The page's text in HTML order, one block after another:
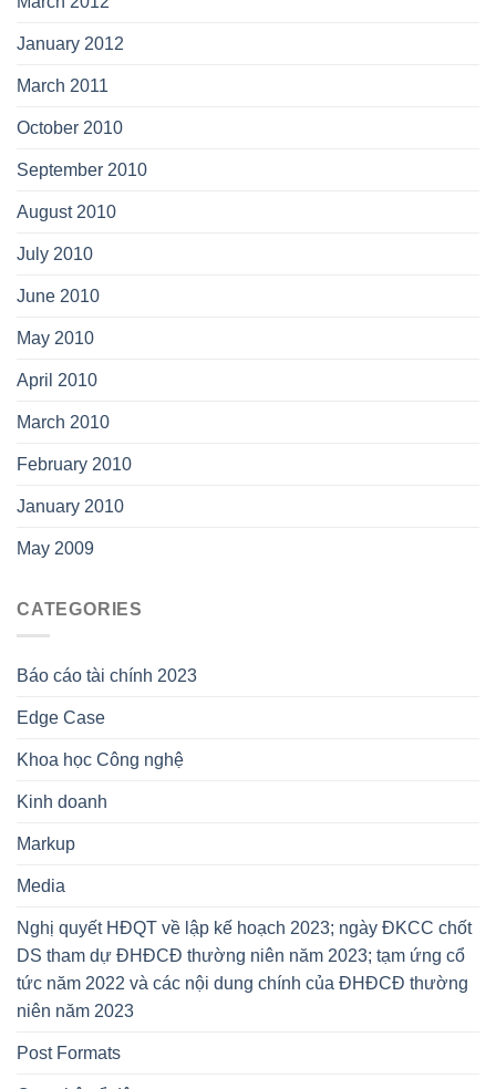
January 2012
March 2011
October 2010
September 2010
August 2010
July 2010
June 2010
May 2010
April 2010
March 2010
February 2010
January 2010
May 2009
CATEGORIES
Báo cáo tài chính 2023
Edge Case
Khoa học Công nghệ
Kinh doanh
Markup
Media
Nghị quyết HĐQT về lập kế hoạch 2023; ngày ĐKCC chốt
DS tham dự ĐHĐCĐ thường niên năm 2023; tạm ứng cổ
tức năm 2022 và các nội dung chính của ĐHĐCĐ thường
niên năm 2023
Post Formats